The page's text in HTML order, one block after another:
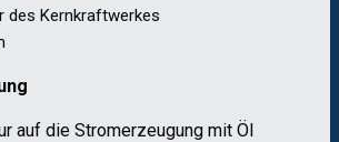
des Kernkraftwerkes
auf die Stromerzeugung mit Öl